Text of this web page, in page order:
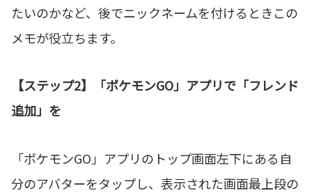
たいのかなど、後でニックネームを付けるときこの
メモが役立ちます。
【ステップ2】「ポケモンGO」アプリで「フレンド
追加」を
「ポケモンGO」アプリのトップ画面左下にある自
分のアバターをタップし、表示された画面最上段の